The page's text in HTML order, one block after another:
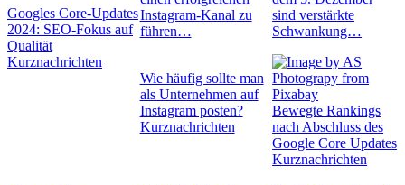
Googles Core-Updates
2024: SEO-Fokus auf
Qualität
Kurznachrichten
Instagram-Kanal zu
führen…
Wie häufig sollte man
als Unternehmen auf
Instagram posten?
Kurznachrichten
sind verstärkte
Schwankung…
Bewegte Rankings
nach Abschluss des
Google Core Updates
Kurznachrichten